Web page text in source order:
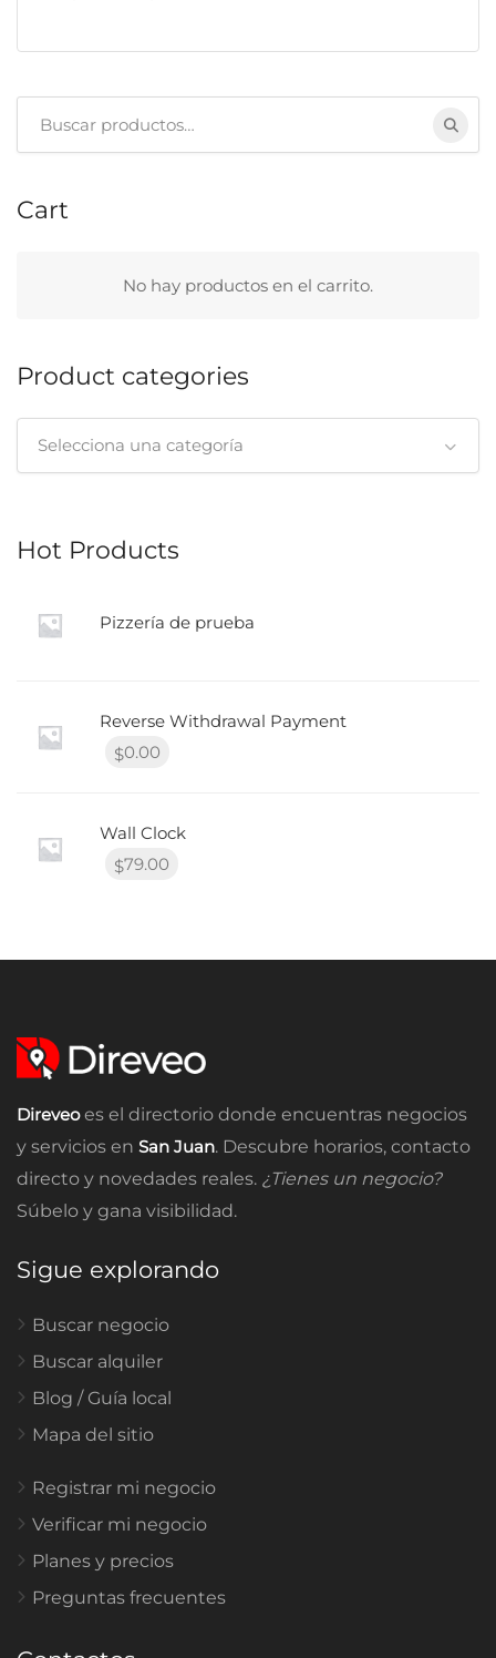
Cart
No hay productos en el carrito.
Product categories
Selecciona una categoría
Hot Products
Pizzería de prueba
Reverse Withdrawal Payment
$0.00
Wall Clock
$79.00
Direveoes el directorio donde encuentras negocios
y servicios en San Juan. Descubre horarios, contacto
directo y novedades reales. ¿Tienes un negocio?
Súbelo y gana visibilidad.
Sigue explorando
Buscar negocio
Buscar alquiler
Blog / Guía local
Mapa del sitio
Registrar mi negocio
Verificar mi negocio
Planes y precios
Preguntas frecuentes